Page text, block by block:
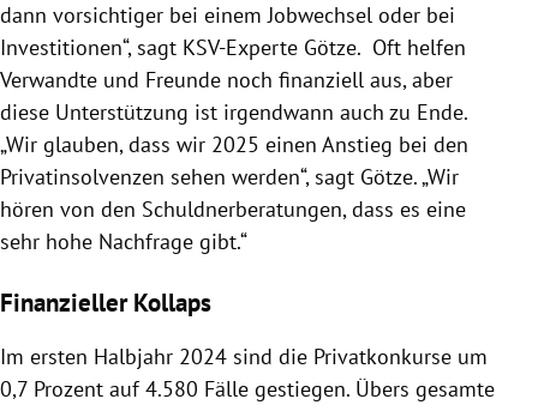
dann vorsichtiger bei einem Jobwechsel oder bei
Investitionen“, sagt KSV-Experte Götze. Oft helfen
Verwandte und Freunde noch finanziell aus, aber
diese Unterstützung ist irgendwann auch zu Ende.
„Wir glauben, dass wir 2025 einen Anstieg bei den
Privatinsolvenzen sehen werden“, sagt Götze. „Wir
hören von den Schuldnerberatungen, dass es eine
sehr hohe Nachfrage gibt.“
Finanzieller Kollaps
Im ersten Halbjahr 2024 sind die Privatkonkurse um
0,7 Prozent auf 4.580 Fälle gestiegen. Übers gesamte